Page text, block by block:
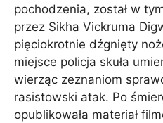
pochodzenia, został w
przez Sikha Vickruma
pięciokrotnie dźgnięty
miejsce policja skuła
wierząc zeznaniom
rasistowski atak. Po
opublikowała materiał